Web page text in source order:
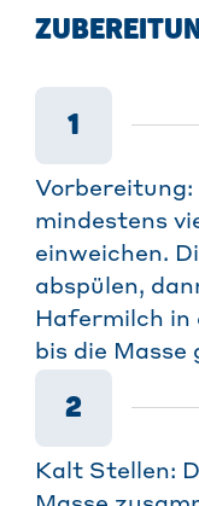
1
Vorbereitung:
mindestens
einweichen.
abspülen,
Hafermilch in
bis die
2
Kalt Stellen: